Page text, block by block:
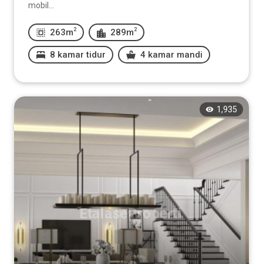
mobil...
263m 2 289m 2
8 kamar tidur 4 kamar mandi
1,935